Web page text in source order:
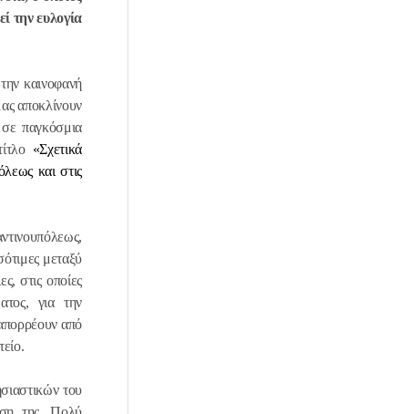
την ευλογία
καινοφανή
αποκλίνουν
παγκόσμια
«Σχετικά
και στις
μεταξύ
στις οποίες
για την
από
του